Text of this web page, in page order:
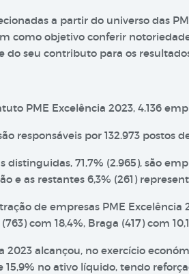
a partir do universo das
como objetivo conferir
seu contributo para os
PME Excelência 2023, 4.136
responsáveis por 132.973 postos
distinguidas, 71,7% (2.965), são
e as restantes 6,3% (261)
de empresas PME Excelência
com 18,4%, Braga (417) com
2023 alcançou, no exercício
15,9% no ativo líquido, tendo